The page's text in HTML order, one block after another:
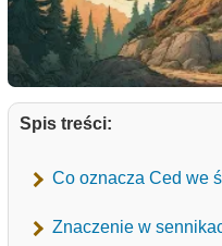
Spis treści:
Co oznacza Ced we
Znaczenie w